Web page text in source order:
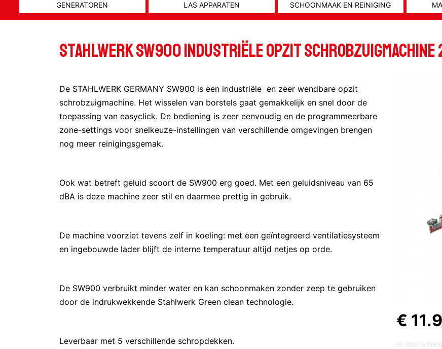
GENERATOREN LAS APPARATEN SCHOONMAAK EN REINIGING
Stahlwerk SW900 Industriële opzit schrobzuigmachine
€
ex. btw /
De STAHLWERK GERMANY SW900 is een industriële en zeer wendbare opzit
schrobzuigmachine. Het wisselen van borstels gaat gemakkelijk en snel door de
toepassing van easyclick. De bediening is zeer eenvoudig en de programmeerbare
zone-settings voor snelkeuze-instellingen van verschillende omgevingen brengen
nog meer reinigingsgemak.
Ook wat betreft geluid scoort de SW900 erg goed. Met een geluidsniveau van 65
dBA is deze machine zeer stil en daarmee prettig in gebruik.
De machine voorziet tevens zelf in koeling: met een geïntegreerd ventilatiesysteem
en ingebouwde lader blijft de interne temperatuur altijd netjes op orde.
De SW900 verbruikt minder water en kan schoonmaken zonder zeep te gebruiken
door de indrukwekkende Stahlwerk Green clean technologie.
Leverbaar met 5 verschillende schropdekken.